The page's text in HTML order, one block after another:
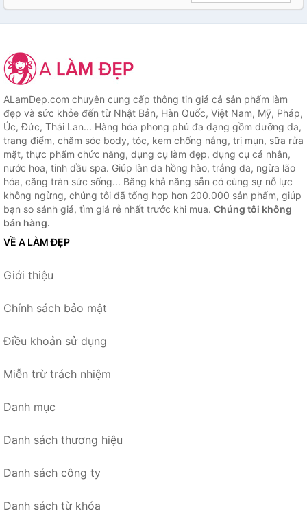
ALamDep.com chuyên cung cấp thông tin giá cả sản phẩm làm
đẹp và sức khỏe đến từ Nhật Bản, Hàn Quốc, Việt Nam, Mỹ, Pháp,
Úc, Đức, Thái Lan... Hàng hóa phong phú đa dạng gồm dưỡng da,
trang điểm, chăm sóc body, tóc, kem chống nắng, trị mụn, sữa rửa
mặt, thực phẩm chức năng, dụng cụ làm đẹp, dụng cụ cá nhân,
nước hoa, tinh dầu spa. Giúp làn da hồng hào, trắng da, ngừa lão
hóa, căng tràn sức sống... Bằng khả năng sẵn có cùng sự nỗ lực
không ngừng, chúng tôi đã tổng hợp hơn 200.000 sản phẩm, giúp
bạn so sánh giá, tìm giá rẻ nhất trước khi mua. Chúng tôi không
bán hàng.
VỀ A LÀM ĐẸP
Giới thiệu
Chính sách bảo mật
Điều khoản sử dụng
Miễn trừ trách nhiệm
Danh mục
Danh sách thương hiệu
Danh sách công ty
Danh sách từ khóa